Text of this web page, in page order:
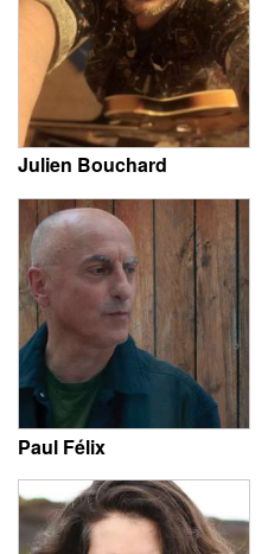
Julien Bouchard
Paul Félix